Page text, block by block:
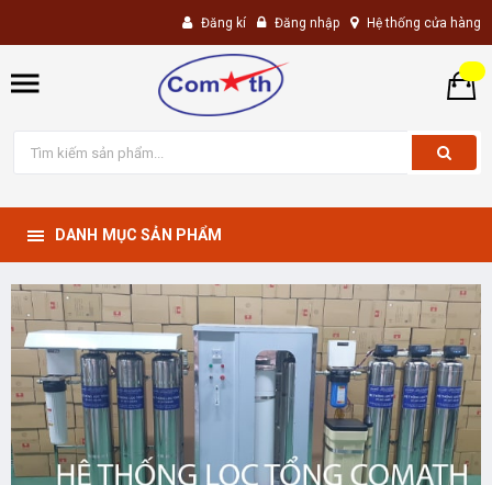
Đăng kí Đăng nhập Hệ thống cửa hàng
DANH MỤC SẢN PHẨM